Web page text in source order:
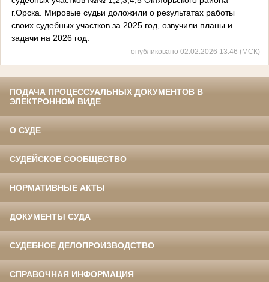
г.Орска. Мировые судьи доложили о результатах работы
своих судебных участков за 2025 год, озвучили планы и
задачи на 2026 год.
опубликовано 02.02.2026 13:46 (МСК)
ПОДАЧА ПРОЦЕССУАЛЬНЫХ ДОКУМЕНТОВ В
ЭЛЕКТРОННОМ ВИДЕ
О СУДЕ
СУДЕЙСКОЕ СООБЩЕСТВО
НОРМАТИВНЫЕ АКТЫ
ДОКУМЕНТЫ СУДА
СУДЕБНОЕ ДЕЛОПРОИЗВОДСТВО
СПРАВОЧНАЯ ИНФОРМАЦИЯ